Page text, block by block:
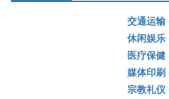
交通运输
休闲娱乐
医疗保健
媒体印刷
宗教礼仪